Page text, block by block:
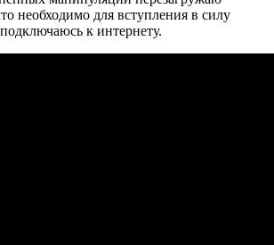
необходимо для вступления в силу
к интернету.